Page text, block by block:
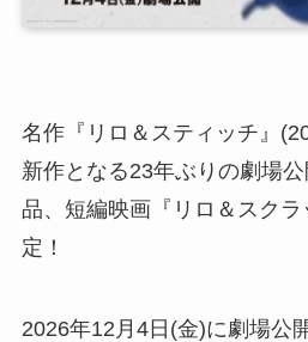
名作『リロ＆スティッチ』
新作となる23年ぶりの劇場
品、短編映画『リロ＆スク
定！
2026年12月4日(金)に劇場公